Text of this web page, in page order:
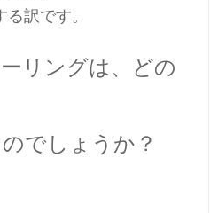
訳です。
リングは、どの
でしょうか？